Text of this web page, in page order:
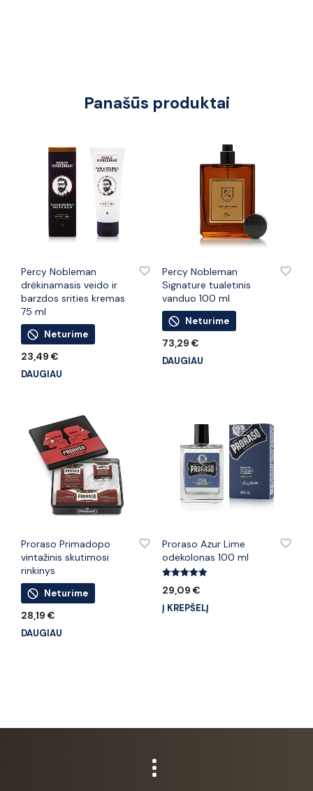
Panašūs produktai
Percy Nobleman
drėkinamasis veido ir
barzdos srities kremas
75 ml
Neturime
23,49 €
DAUGIAU
Percy Nobleman
Signature tualetinis
vanduo 100 ml
Neturime
73,29 €
DAUGIAU
Proraso Primadopo
vintažinis skutimosi
rinkinys
Neturime
28,19 €
DAUGIAU
Proraso Azur Lime
odekolonas 100 ml
5.00
29,09 €
Į KREPŠELĮ